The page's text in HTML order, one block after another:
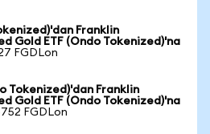
Franklin
Gold ETF (Ondo Tokenized)'na
FGDLon
Tokenized)'dan Franklin
Gold ETF (Ondo Tokenized)'na
FGDLon